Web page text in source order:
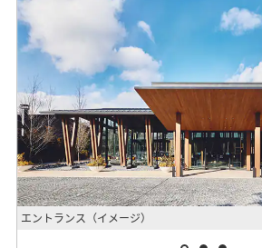
エントランス（イメージ）